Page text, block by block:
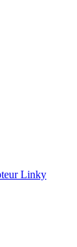
Linky